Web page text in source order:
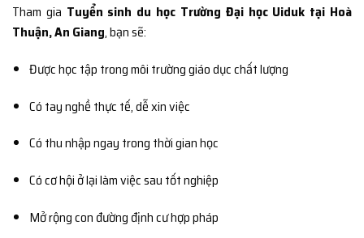
Tham gia Tuyển sinh du học Trường Đại học Uiduk tại Hoà
Thuận, An Giang, bạn sẽ:
Được học tập trong môi trường giáo dục chất lượng
Có tay nghề thực tế, dễ xin việc
Có thu nhập ngay trong thời gian học
Có cơ hội ở lại làm việc sau tốt nghiệp
Mở rộng con đường định cư hợp pháp